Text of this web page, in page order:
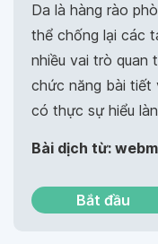
Da là hàng rào
thể chống lại các
nhiều vai trò quan
chức năng bài tiết
có thực sự hiểu
Bài dịch từ:
Bắt đầu